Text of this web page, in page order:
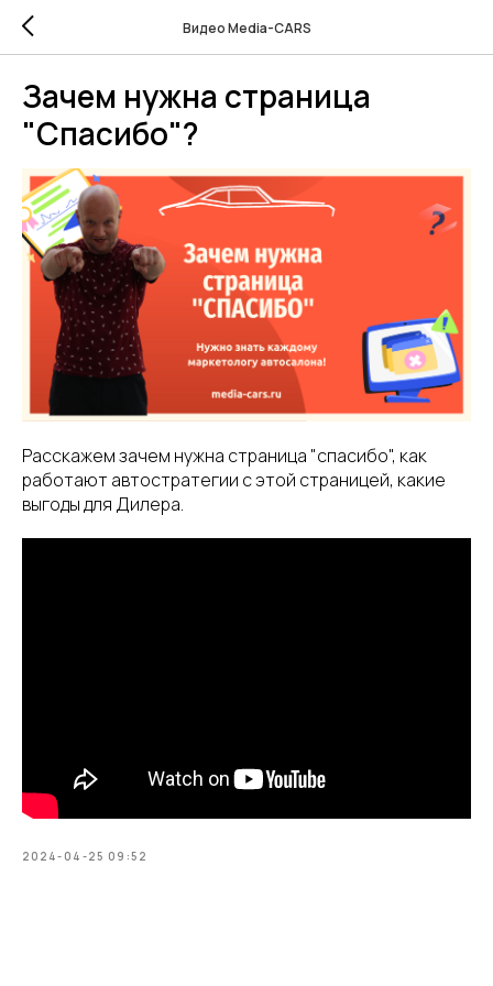
Видео Media-CARS
Зачем нужна страница
"Спасибо"?
Расскажем зачем нужна страница "спасибо", как
работают автостратегии с этой страницей, какие
выгоды для Дилера.
2024-04-25 09:52